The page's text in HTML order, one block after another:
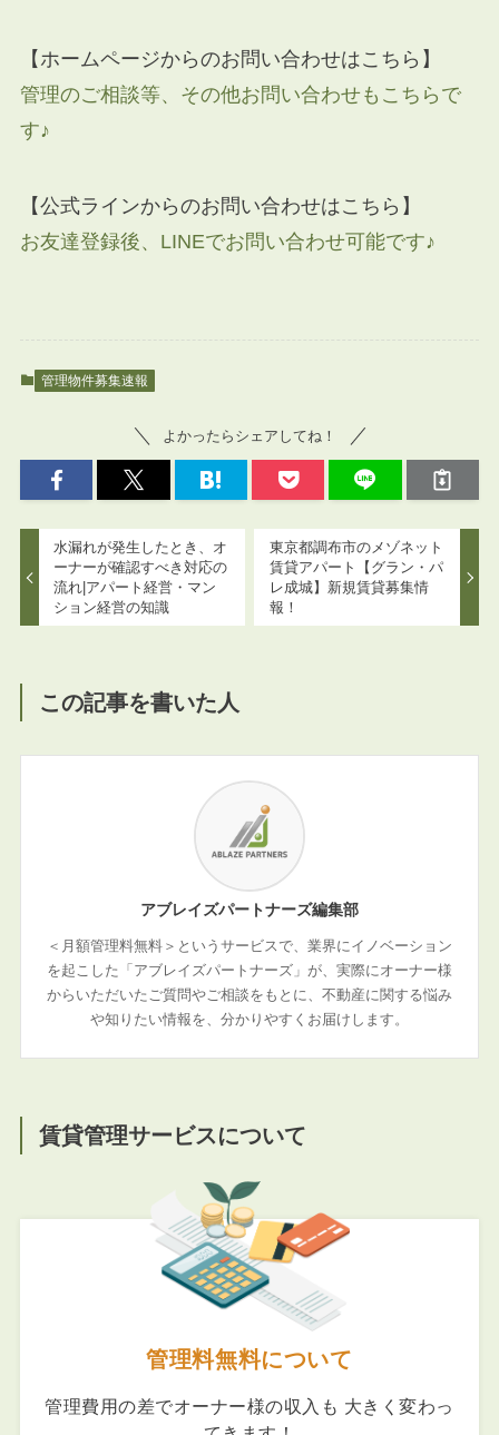
【ホームページからのお問い合わせはこちら】
管理のご相談等、その他お問い合わせもこちらで
す♪
【公式ラインからのお問い合わせはこちら】
お友達登録後、LINEでお問い合わせ可能です♪
管理物件募集速報
よかったらシェアしてね！
水漏れが発生したとき、オ
ーナーが確認すべき対応の
流れ|アパート経営・マン
ション経営の知識
東京都調布市のメゾネット
賃貸アパート【グラン・パ
レ成城】新規賃貸募集情
報！
この記事を書いた人
アブレイズパートナーズ編集部
＜月額管理料無料＞というサービスで、業界にイノベーション
を起こした「アブレイズパートナーズ」が、実際にオーナー様
からいただいたご質問やご相談をもとに、不動産に関する悩み
や知りたい情報を、分かりやすくお届けします。
賃貸管理サービスについて
管理料無料について
管理費用の差でオーナー様の収入も 大きく変わっ